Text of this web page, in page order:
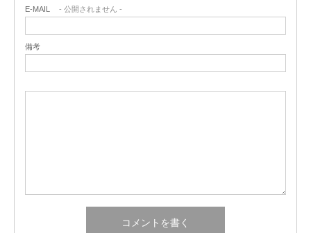
E-MAIL - 公開されません -
備考